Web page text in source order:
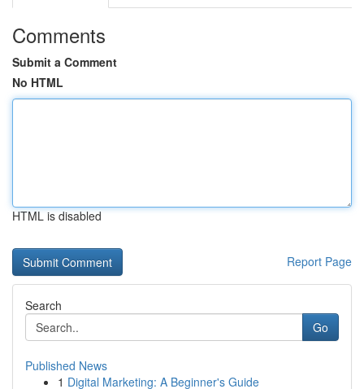
Comments
Submit a Comment
No HTML
HTML is disabled
Report Page
Search
Go
Published News
1 Digital Marketing: A Beginner's Guide